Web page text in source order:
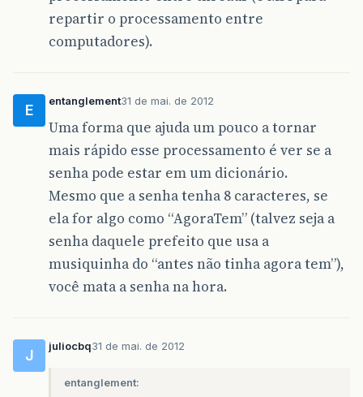
repartir o processamento entre
computadores).
E
entanglement31 de mai. de 2012
Uma forma que ajuda um pouco a tornar
mais rápido esse processamento é ver se a
senha pode estar em um dicionário.
Mesmo que a senha tenha 8 caracteres, se
ela for algo como “AgoraTem” (talvez seja a
senha daquele prefeito que usa a
musiquinha do “antes não tinha agora tem”),
você mata a senha na hora.
J
juliocbq31 de mai. de 2012
entanglement: